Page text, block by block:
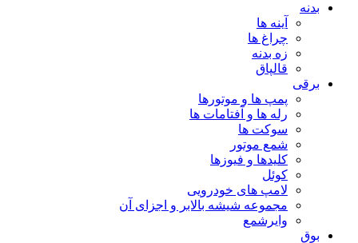
بدنه
آینه ها
چراغ ها
زه بدنه
قالپاق
برقی
پمپ ها و موتورها
رله ها و آفتامات ها
سوکت ها
شمع موتور
کلیدها و فیوزها
کوئل
لامپ های خودرویی
مجموعه شیشه بالابر و اجزای آن
وایرشمع
بوق